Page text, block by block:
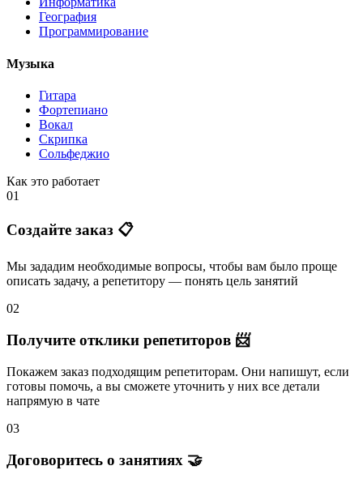
География
Программирование
Музыка
Гитара
Фортепиано
Вокал
Скрипка
Сольфеджио
Как это работает
01
Создайте заказ 📋
Мы зададим необходимые вопросы, чтобы вам было проще
описать задачу, а репетитору — понять цель занятий
02
Получите отклики репетиторов 📨
Покажем заказ подходящим репетиторам. Они напишут, если
готовы помочь, а вы сможете уточнить у них все детали
напрямую в чате
03
Договоритесь о занятиях 🤝